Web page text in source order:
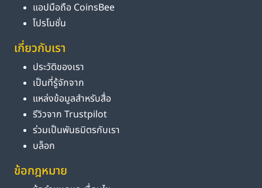
แอปมือถือ CoinsBee
โปรโมชั่น
เกี่ยวกับเรา
ประวัติของเรา
เป็นที่รู้จักจาก
แหล่งข้อมูลสำหรับสื่อ
รีวิวจาก Trustpilot
ร่วมเป็นพันธมิตรกับเรา
บล็อก
ข้อกฎหมาย